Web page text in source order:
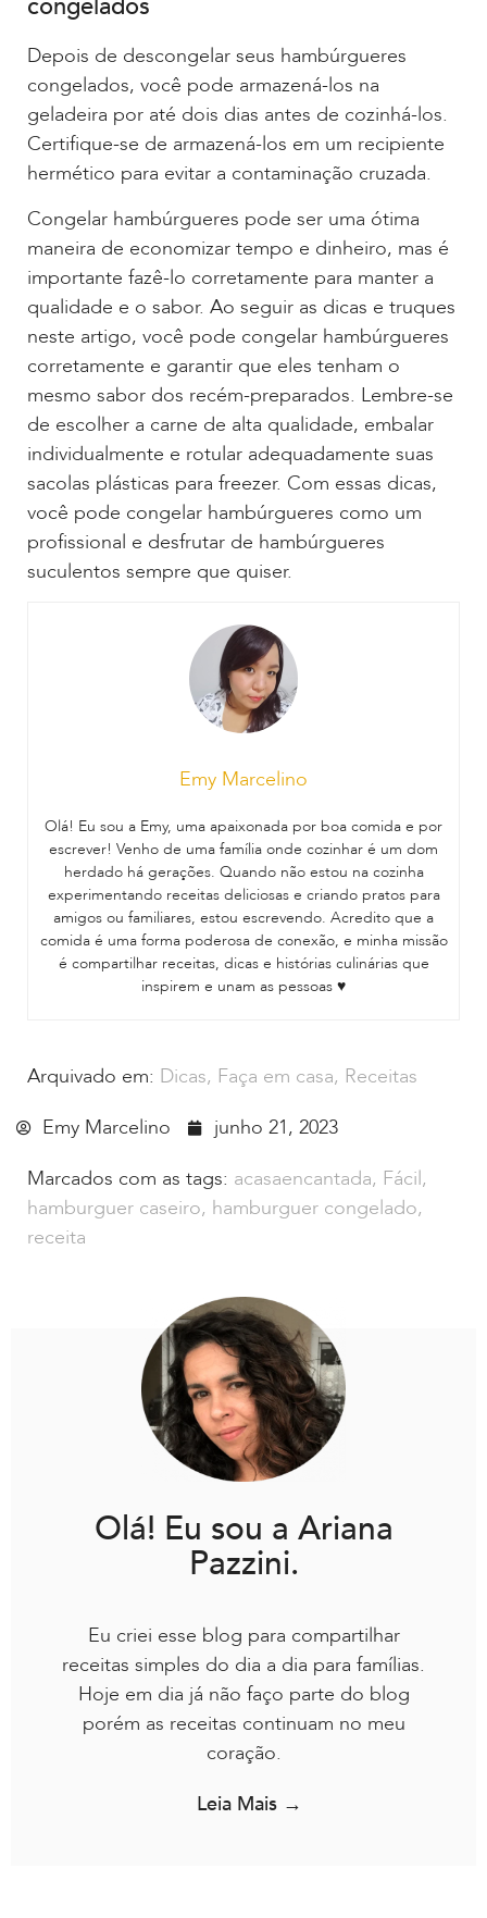
congelados
Depois de descongelar seus hambúrgueres
congelados, você pode armazená-los na
geladeira por até dois dias antes de cozinhá-los.
Certifique-se de armazená-los em um recipiente
hermético para evitar a contaminação cruzada.
Congelar hambúrgueres pode ser uma ótima
maneira de economizar tempo e dinheiro, mas é
importante fazê-lo corretamente para manter a
qualidade e o sabor. Ao seguir as dicas e truques
neste artigo, você pode congelar hambúrgueres
corretamente e garantir que eles tenham o
mesmo sabor dos recém-preparados. Lembre-se
de escolher a carne de alta qualidade, embalar
individualmente e rotular adequadamente suas
sacolas plásticas para freezer. Com essas dicas,
você pode congelar hambúrgueres como um
profissional e desfrutar de hambúrgueres
suculentos sempre que quiser.
Emy Marcelino
Olá! Eu sou a Emy, uma apaixonada por boa comida e por
escrever! Venho de uma família onde cozinhar é um dom
herdado há gerações. Quando não estou na cozinha
experimentando receitas deliciosas e criando pratos para
amigos ou familiares, estou escrevendo. Acredito que a
comida é uma forma poderosa de conexão, e minha missão
é compartilhar receitas, dicas e histórias culinárias que
inspirem e unam as pessoas ♥
Arquivado em: Dicas, Faça em casa, Receitas
Emy Marcelino
junho 21, 2023
Marcados com as tags: acasaencantada, Fácil,
hamburguer caseiro, hamburguer congelado,
receita
Olá! Eu sou a Ariana
Pazzini.
Eu criei esse blog para compartilhar
receitas simples do dia a dia para famílias.
Hoje em dia já não faço parte do blog
porém as receitas continuam no meu
coração.
Leia Mais →